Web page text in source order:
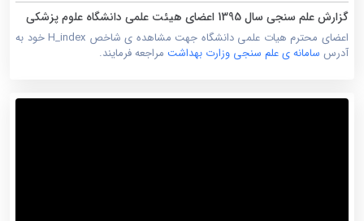
گزارش علم سنجی سال 1395 اعضای هیئت علمی دانشگاه علوم پزشکی
یاسوج
اعضای محترم هیات علمی دانشگاه جهت مشاهده ی شاخص H_index خود به
آدرس سامانه ی علم سنجی وزارت بهداشت مراجعه فرمایند.